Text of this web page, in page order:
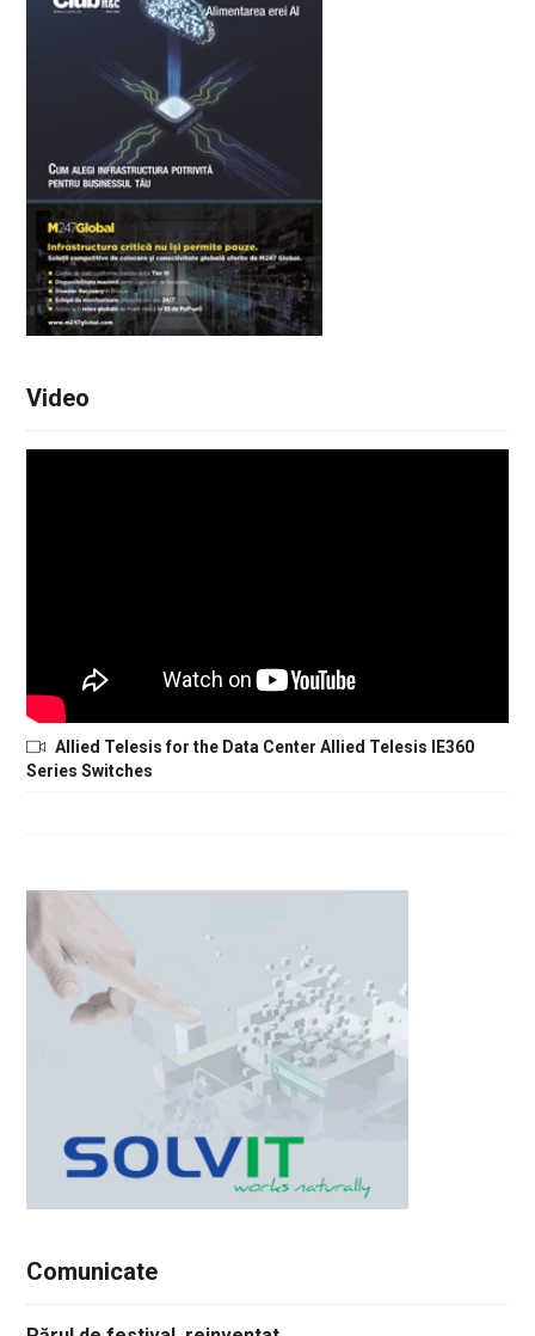
Video
Allied Telesis for the Data Center Allied Telesis IE360
Series Switches
Comunicate